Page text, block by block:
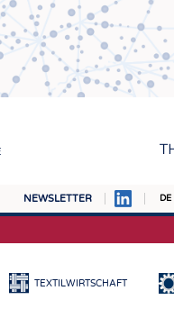
NEWSLETTER DE
FASERNTEXTILWIRTSCHAFT